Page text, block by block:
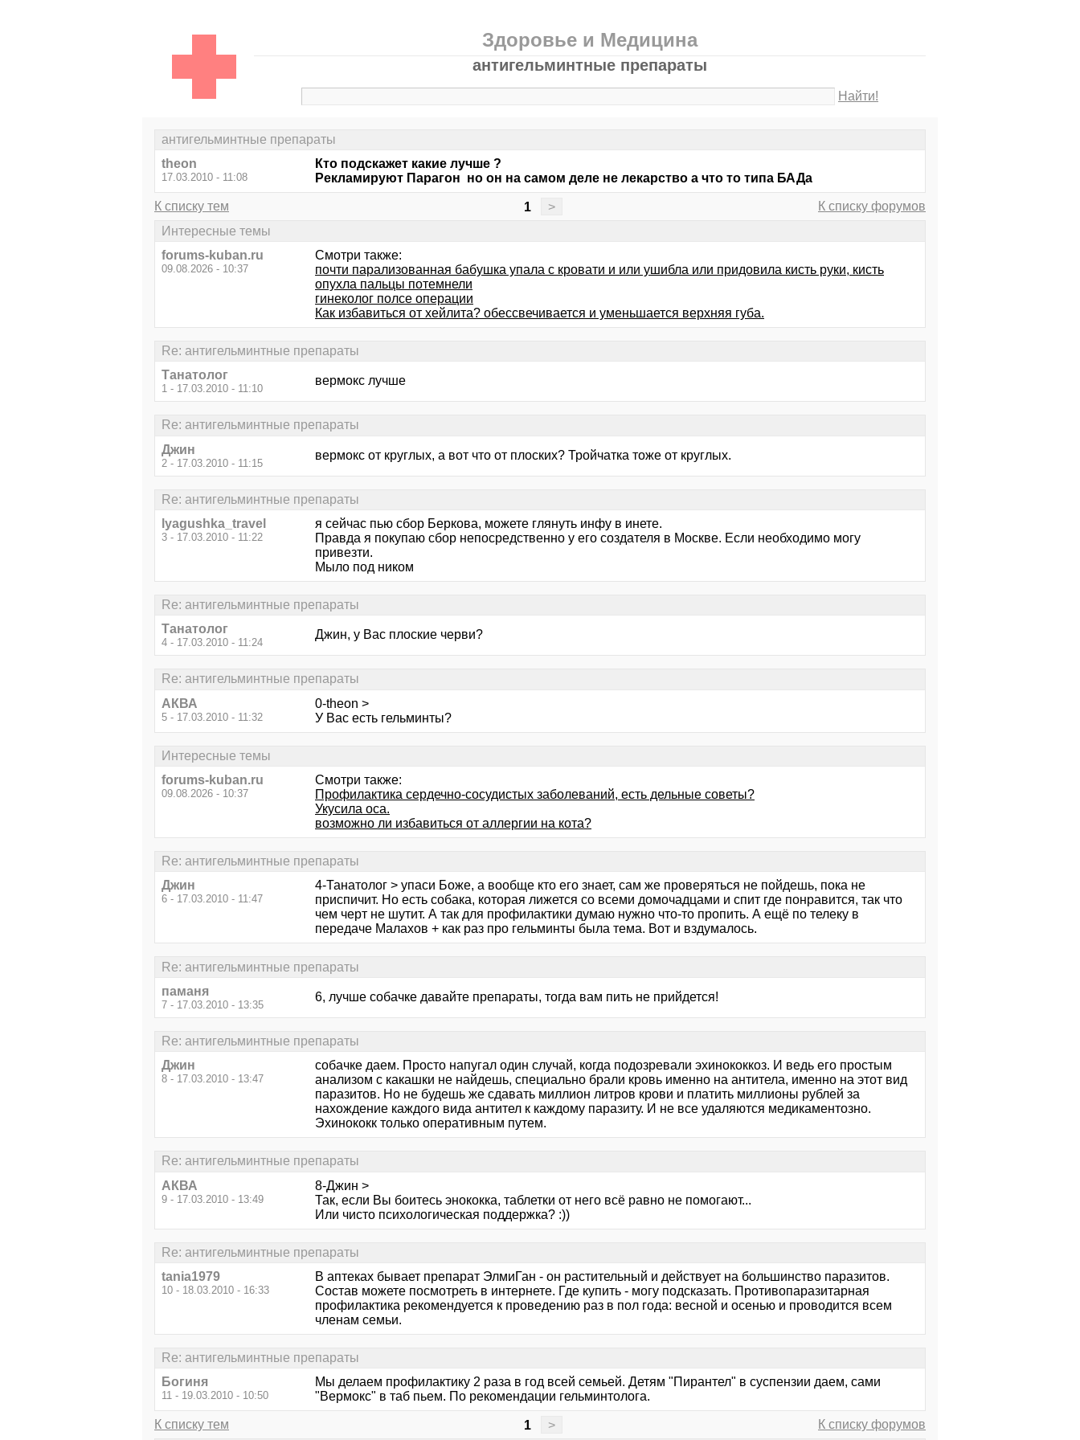
Здоровье и Медицина
антигельминтные препараты
Найти!
антигельминтные препараты
theon
17.03.2010 - 11:08
Кто подскажет какие лучше ?
Рекламируют Парагон но он на самом деле не лекарство а что то типа БАДа
К списку тем 1 >
К списку форумов
Интересные темы
forums-kuban.ru
09.08.2026 - 10:37
Смотри также:
почти парализованная бабушка упала с кровати и или ушибла или придовила кисть руки, кисть
опухла пальцы потемнели
гинеколог полсе операции
Как избавиться от хейлита? обессвечивается и уменьшается верхняя губа.
Re: антигельминтные препараты
Танатолог
1 - 17.03.2010 - 11:10
вермокс лучше
Re: антигельминтные препараты
Джин
2 - 17.03.2010 - 11:15
вермокс от круглых, а вот что от плоских? Тройчатка тоже от круглых.
Re: антигельминтные препараты
lyagushka_travel
3 - 17.03.2010 - 11:22
я сейчас пью сбор Беркова, можете глянуть инфу в инете.
Правда я покупаю сбор непосредственно у его создателя в Москве. Если необходимо могу
привезти.
Мыло под ником
Re: антигельминтные препараты
Танатолог
4 - 17.03.2010 - 11:24
Джин, у Вас плоские черви?
Re: антигельминтные препараты
АКВА
5 - 17.03.2010 - 11:32
0-theon >
У Вас есть гельминты?
Интересные темы
forums-kuban.ru
09.08.2026 - 10:37
Смотри также:
Профилактика сердечно-сосудистых заболеваний, есть дельные советы?
Укусила оса.
возможно ли избавиться от аллергии на кота?
Re: антигельминтные препараты
Джин
6 - 17.03.2010 - 11:47
4-Танатолог > упаси Боже, а вообще кто его знает, сам же проверяться не пойдешь, пока не
приспичит. Но есть собака, которая лижется со всеми домочадцами и спит где понравится, так что
чем черт не шутит. А так для профилактики думаю нужно что-то пропить. А ещё по телеку в
передаче Малахов + как раз про гельминты была тема. Вот и вздумалось.
Re: антигельминтные препараты
паманя
7 - 17.03.2010 - 13:35
6, лучше собачке давайте препараты, тогда вам пить не прийдется!
Re: антигельминтные препараты
Джин
8 - 17.03.2010 - 13:47
собачке даем. Просто напугал один случай, когда подозревали эхинококкоз. И ведь его простым
анализом с какашки не найдешь, специально брали кровь именно на антитела, именно на этот вид
паразитов. Но не будешь же сдавать миллион литров крови и платить миллионы рублей за
нахождение каждого вида антител к каждому паразиту. И не все удаляются медикаментозно.
Эхинококк только оперативным путем.
Re: антигельминтные препараты
АКВА
9 - 17.03.2010 - 13:49
8-Джин >
Так, если Вы боитесь энококка, таблетки от него всё равно не помогают...
Или чисто психологическая поддержка? :))
Re: антигельминтные препараты
tania1979
10 - 18.03.2010 - 16:33
В аптеках бывает препарат ЭлмиГан - он растительный и действует на большинство паразитов.
Состав можете посмотреть в интернете. Где купить - могу подсказать. Противопаразитарная
профилактика рекомендуется к проведению раз в пол года: весной и осенью и проводится всем
членам семьи.
Re: антигельминтные препараты
Богиня
11 - 19.03.2010 - 10:50
Мы делаем профилактику 2 раза в год всей семьей. Детям "Пирантел" в суспензии даем, сами
"Вермокс" в таб пьем. По рекомендации гельминтолога.
К списку тем 1 > К списку форумов